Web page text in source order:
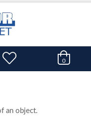
0
an object.